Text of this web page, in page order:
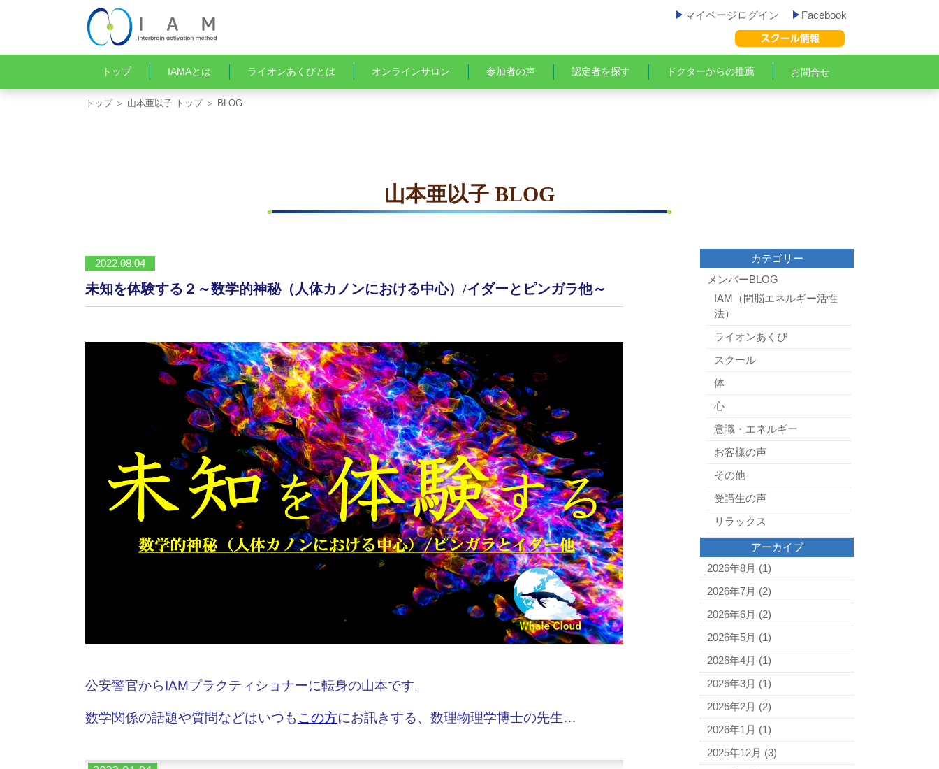
マイページログイン Facebook
トップ IAMAとは ライオンあくびとは オンラインサロン 参加者の声 認定者を探す ドクターからの推薦 お問合せ
トップ＞ 山本亜以子 トップ＞ BLOG
山本亜以子 BLOG
2022.08.04
未知を体験する２～数学的神秘（人体カノンにおける中心）/イダーとピンガラ他～
公安警官からIAMプラクティショナーに転身の山本です。
数学関係の話題や質問などはいつも この方にお訊きする、数理物理学博士の先生…
カテゴリー
メンバーBLOG
IAM（間脳エネルギー活性
法）
ライオンあくび
スクール
体
心
意識・エネルギー
お客様の声
その他
受講生の声
リラックス
アーカイブ
2026年8月 (1)
2026年7月 (2)
2026年6月 (2)
2026年5月 (1)
2026年4月 (1)
2026年3月 (1)
2026年2月 (2)
2026年1月 (1)
2025年12月 (3)